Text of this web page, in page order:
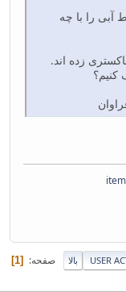
آبی را با چه
۲» را هم با خاکستری زده اند.
کنیم؟
بالا صفحه 1 USER